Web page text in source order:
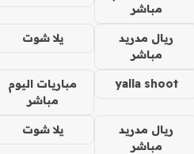
مباشر
ريال مدريد
مباشر
يلا شوت
yalla shoot
مباريات اليوم
مباشر
ريال مدريد
مباشر
يلا شوت